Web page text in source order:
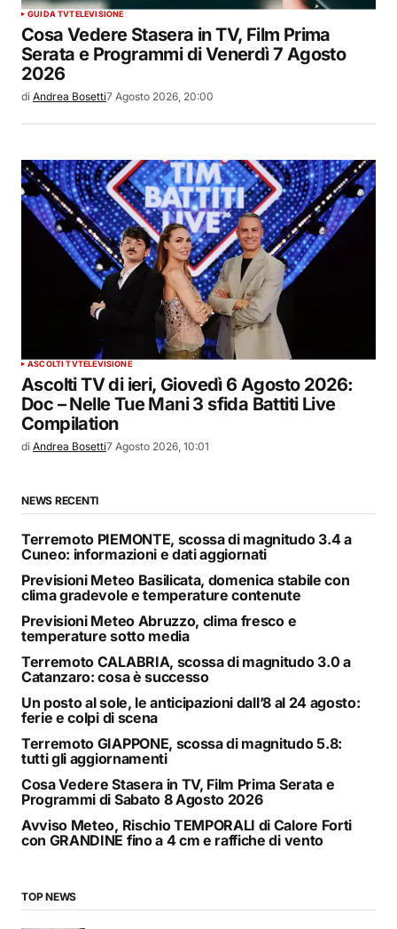
GUIDA TVTELEVISIONE
Cosa Vedere Stasera in TV, Film Prima
Serata e Programmi di Venerdì 7 Agosto
2026
di Andrea Bosetti7 Agosto 2026, 20:00
ASCOLTI TVTELEVISIONE
Ascolti TV di ieri, Giovedì 6 Agosto 2026:
Doc – Nelle Tue Mani 3 sfida Battiti Live
Compilation
di Andrea Bosetti7 Agosto 2026, 10:01
NEWS RECENTI
Terremoto PIEMONTE, scossa di magnitudo 3.4 a
Cuneo: informazioni e dati aggiornati
Previsioni Meteo Basilicata, domenica stabile con
clima gradevole e temperature contenute
Previsioni Meteo Abruzzo, clima fresco e
temperature sotto media
Terremoto CALABRIA, scossa di magnitudo 3.0 a
Catanzaro: cosa è successo
Un posto al sole, le anticipazioni dall’8 al 24 agosto:
ferie e colpi di scena
Terremoto GIAPPONE, scossa di magnitudo 5.8:
tutti gli aggiornamenti
Cosa Vedere Stasera in TV, Film Prima Serata e
Programmi di Sabato 8 Agosto 2026
Avviso Meteo, Rischio TEMPORALI di Calore Forti
con GRANDINE fino a 4 cm e raffiche di vento
TOP NEWS